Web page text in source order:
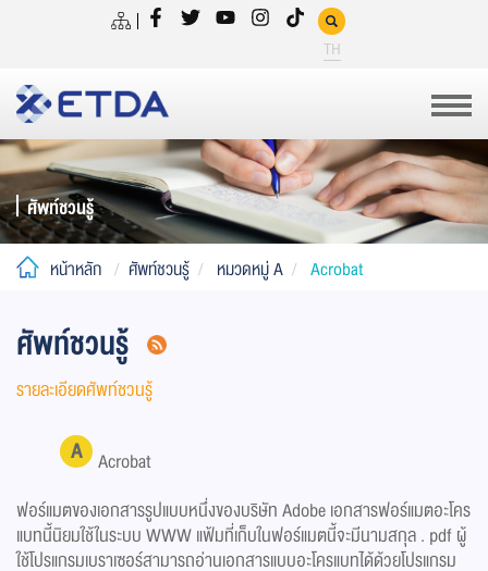
TH
ศัพท์ชวนรู้
หน้าหลัก ศัพท์ชวนรู้ หมวดหมู่ A Acrobat
ศัพท์ชวนรู้
รายละเอียดศัพท์ชวนรู้
A Acrobat
ฟอร์แมตของเอกสารรูปแบบหนึ่งของบริษัท Adobe เอกสารฟอร์แมตอะโคร
แบทนี้นิยมใช้ในระบบ WWW แฟ้มที่เก็บในฟอร์แมตนี้จะมีนามสกุล . pdf ผู้
ใช้โปรแกรมเบราเซอร์สามารถอ่านเอกสารแบบอะโครแบทได้ด้วยโปรแกรม